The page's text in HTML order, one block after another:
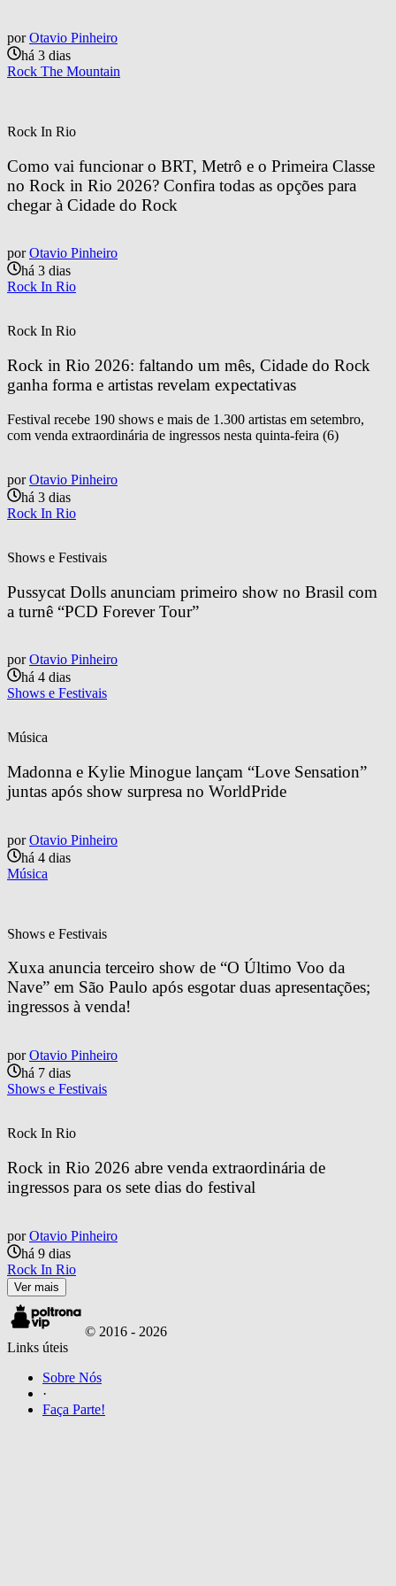
por Otavio Pinheiro
há 3 dias
Rock The Mountain
Rock In Rio
Como vai funcionar o BRT, Metrô e o Primeira Classe
no Rock in Rio 2026? Confira todas as opções para
chegar à Cidade do Rock
por Otavio Pinheiro
há 3 dias
Rock In Rio
Rock In Rio
Rock in Rio 2026: faltando um mês, Cidade do Rock
ganha forma e artistas revelam expectativas
Festival recebe 190 shows e mais de 1.300 artistas em setembro,
com venda extraordinária de ingressos nesta quinta-feira (6)
por Otavio Pinheiro
há 3 dias
Rock In Rio
Shows e Festivais
Pussycat Dolls anunciam primeiro show no Brasil com
a turnê “PCD Forever Tour”
por Otavio Pinheiro
há 4 dias
Shows e Festivais
Música
Madonna e Kylie Minogue lançam “Love Sensation”
juntas após show surpresa no WorldPride
por Otavio Pinheiro
há 4 dias
Música
Shows e Festivais
Xuxa anuncia terceiro show de “O Último Voo da
Nave” em São Paulo após esgotar duas apresentações;
ingressos à venda!
por Otavio Pinheiro
há 7 dias
Shows e Festivais
Rock In Rio
Rock in Rio 2026 abre venda extraordinária de
ingressos para os sete dias do festival
por Otavio Pinheiro
há 9 dias
Rock In Rio
Ver mais
© 2016 - 2026
Links úteis
Sobre Nós
·
Faça Parte!